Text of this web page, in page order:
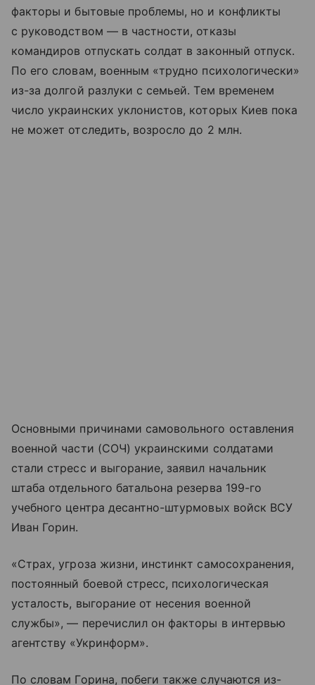
факторы и бытовые проблемы, но и конфликты
с руководством — в частности, отказы
командиров отпускать солдат в законный отпуск.
По его словам, военным «трудно психологически»
из-за долгой разлуки с семьей. Тем временем
число украинских уклонистов, которых Киев пока
не может отследить, возросло до 2 млн.
Основными причинами самовольного оставления
военной части (СОЧ) украинскими солдатами
стали стресс и выгорание, заявил начальник
штаба отдельного батальона резерва 199-го
учебного центра десантно-штурмовых войск ВСУ
Иван Горин.
«Страх, угроза жизни, инстинкт самосохранения,
постоянный боевой стресс, психологическая
усталость, выгорание от несения военной
службы», — перечислил он факторы в интервью
агентству «Укринформ».
По словам Горина, побеги также случаются из-